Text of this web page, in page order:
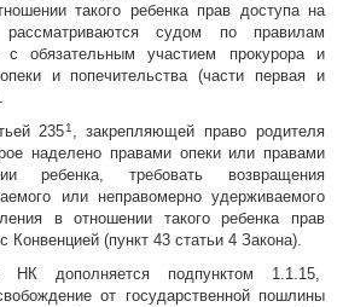
такого ребенка прав доступа на
рассматриваются судом по правилам
с обязательным участием прокурора и
и попечительства (части первая и
2351 , закрепляющей право родителя
наделено правами опеки или правами
ребенка, требовать возвращения
или неправомерно удерживаемого
в отношении такого ребенка прав
Конвенцией (пункт 43 статьи 4 Закона).
дополняется подпунктом 1.1.15,
от государственной пошлины